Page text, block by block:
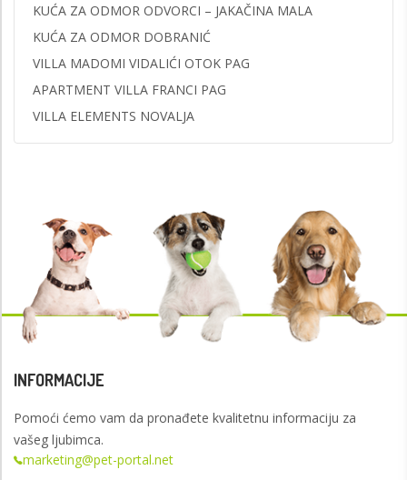
KUĆA ZA ODMOR ODVORCI – JAKAČINA MALA
KUĆA ZA ODMOR DOBRANIĆ
VILLA MADOMI VIDALIĆI OTOK PAG
APARTMENT VILLA FRANCI PAG
VILLA ELEMENTS NOVALJA
INFORMACIJE
Pomoći ćemo vam da pronađete kvalitetnu informaciju za
vašeg ljubimca.
marketing@pet-portal.net